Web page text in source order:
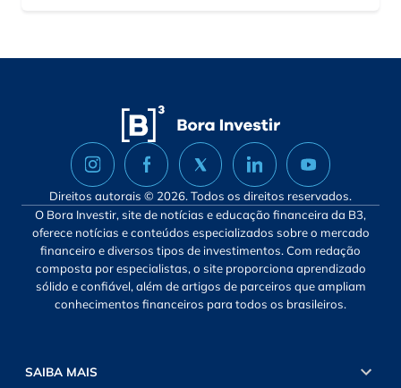
Direitos autorais © 2026. Todos os direitos reservados.
O Bora Investir, site de notícias e educação financeira da B3,
oferece notícias e conteúdos especializados sobre o mercado
financeiro e diversos tipos de investimentos. Com redação
composta por especialistas, o site proporciona aprendizado
sólido e confiável, além de artigos de parceiros que ampliam
conhecimentos financeiros para todos os brasileiros.
SAIBA MAIS